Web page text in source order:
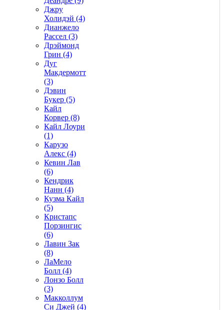
Джру
Холидэй (4)
Дианжело
Рассел (3)
Дрэймонд
Грин (4)
Дуг
Макдермотт
(3)
Дэвин
Букер (5)
Кайл
Корвер (8)
Кайл Лоури
(1)
Карузо
Алекс (4)
Кевин Лав
(6)
Кендрик
Нанн (4)
Кузма Кайл
(5)
Кристапс
Порзингис
(6)
Лавин Зак
(8)
ЛаМело
Болл (4)
Лонзо Болл
(3)
Макколлум
Си Джей (4)